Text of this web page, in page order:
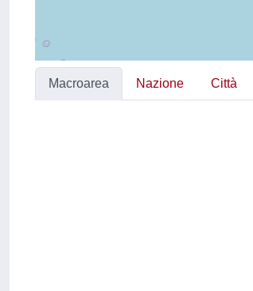
Macroarea Nazione Città